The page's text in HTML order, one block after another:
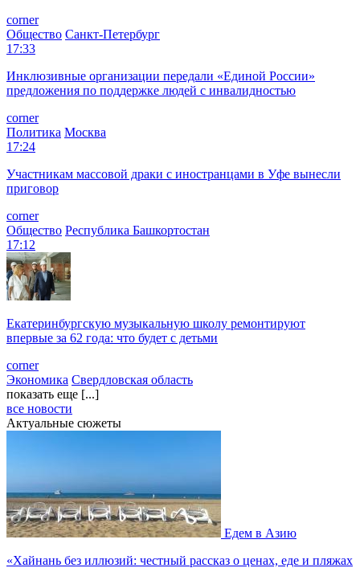
corner
Общество Санкт-Петербург
17:33
Инклюзивные организации передали «Единой России»
предложения по поддержке людей с инвалидностью
corner
Политика Москва
17:24
Участникам массовой драки с иностранцами в Уфе вынесли
приговор
corner
Общество Республика Башкортостан
17:12
Екатеринбургскую музыкальную школу ремонтируют
впервые за 62 года: что будет с детьми
corner
Экономика Свердловская область
показать еще [...]
все новости
Актуальные сюжеты
Едем в Азию
«Хайнань без иллюзий: честный рассказ о ценах, еде и пляжах